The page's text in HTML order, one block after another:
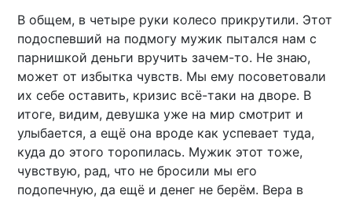
В общем, в четыре руки колесо прикрутили. Этот
подоспевший на подмогу мужик пытался нам с
парнишкой деньги вручить зачем-то. Не знаю,
может от избытка чувств. Мы ему посоветовали
их себе оставить, кризис всё-таки на дворе. В
итоге, видим, девушка уже на мир смотрит и
улыбается, а ещё она вроде как успевает туда,
куда до этого торопилась. Мужик этот тоже,
чувствую, рад, что не бросили мы его
подопечную, да ещё и денег не берём. Вера в